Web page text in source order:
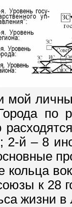
мой
по
й – 8
кольца
к 28
жизни